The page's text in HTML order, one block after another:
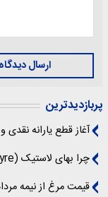
ارسال دیدگاه
پربازدیدترین
آغاز قطع یارانه نقدی و
چرا بهای لاستیک (Car Tyre) در جهان بالا می‌برد؟
قیمت مرغ از نیمه